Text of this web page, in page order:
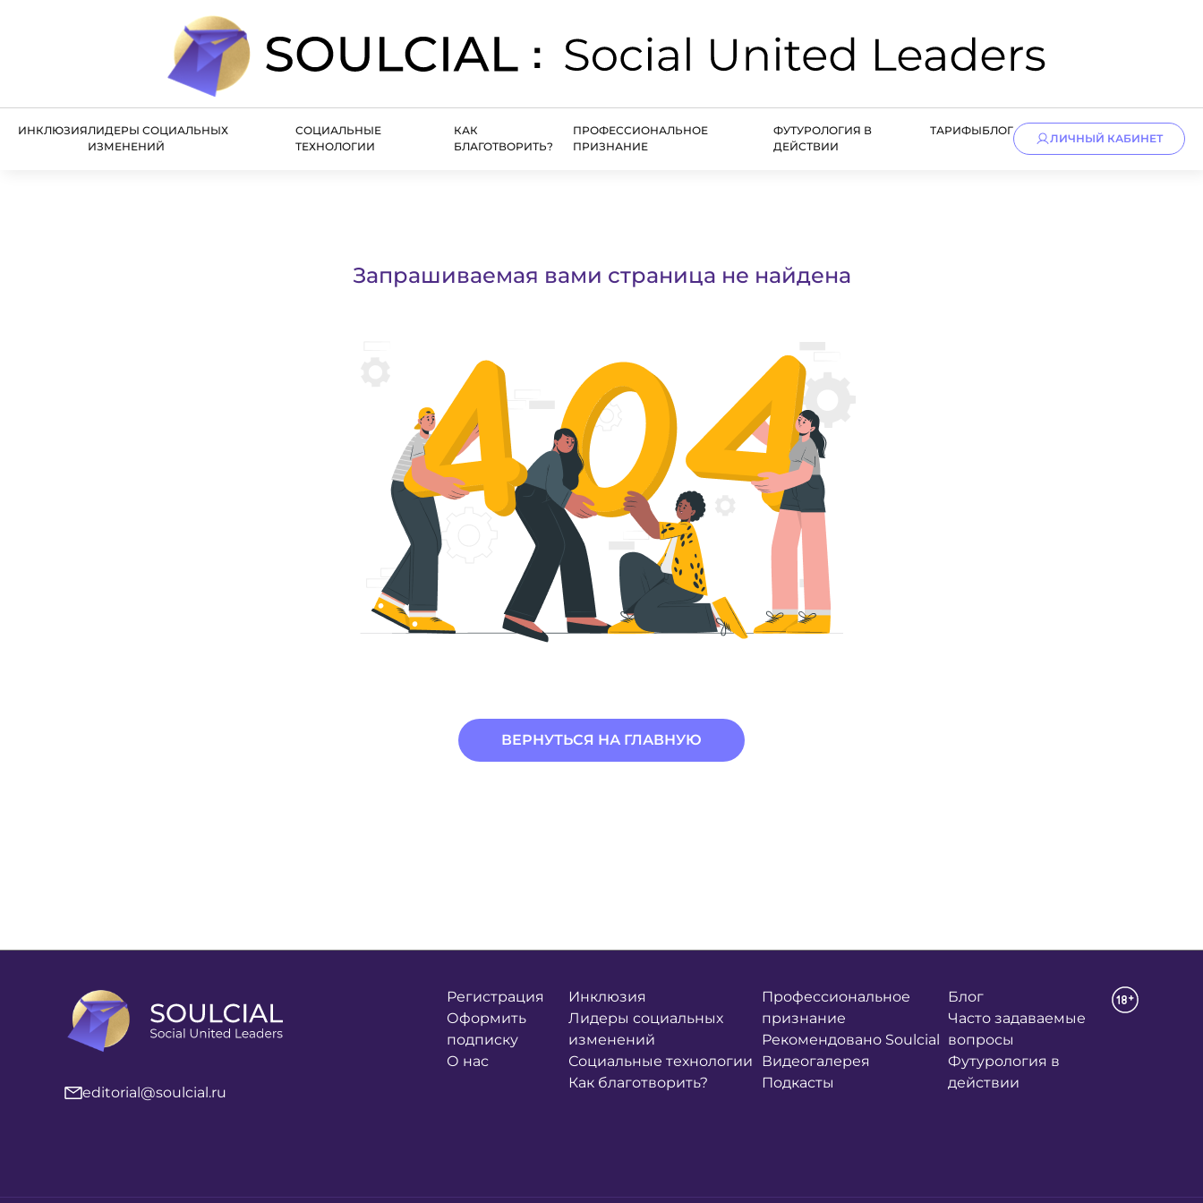
ИНКЛЮЗИЯЛИДЕРЫ СОЦИАЛЬНЫХ
ИЗМЕНЕНИЙ
СОЦИАЛЬНЫЕ
ТЕХНОЛОГИИ
КАК
БЛАГОТВОРИТЬ?
ПРОФЕССИОНАЛЬНОЕ
ПРИЗНАНИЕ
ФУТУРОЛОГИЯ В
ДЕЙСТВИИ
ТАРИФЫБЛОГ
ЛИЧНЫЙ КАБИНЕТ
Запрашиваемая вами страница не найдена
ВЕРНУТЬСЯ НА ГЛАВНУЮ
editorial@soulcial.ru
Регистрация
Оформить
подписку
О нас
Инклюзия
Лидеры социальных
изменений
Социальные технологии
Как благотворить?
Профессиональное
признание
Рекомендовано Soulcial
Видеогалерея
Подкасты
Блог
Часто задаваемые
вопросы
Футурология в
действии